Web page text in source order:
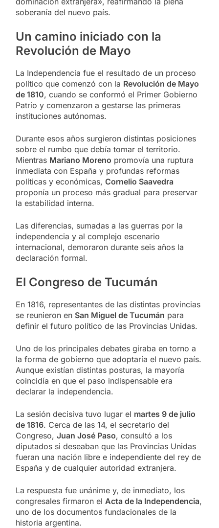
soberanía del nuevo país.
Un camino iniciado con la
Revolución de Mayo
La Independencia fue el resultado de un proceso
político que comenzó con la Revolución de Mayo
de 1810, cuando se conformó el Primer Gobierno
Patrio y comenzaron a gestarse las primeras
instituciones autónomas.
Durante esos años surgieron distintas posiciones
sobre el rumbo que debía tomar el territorio.
Mientras Mariano Moreno promovía una ruptura
inmediata con España y profundas reformas
políticas y económicas, Cornelio Saavedra
proponía un proceso más gradual para preservar
la estabilidad interna.
Las diferencias, sumadas a las guerras por la
independencia y al complejo escenario
internacional, demoraron durante seis años la
declaración formal.
El Congreso de Tucumán
En 1816, representantes de las distintas provincias
se reunieron en San Miguel de Tucumán para
definir el futuro político de las Provincias Unidas.
Uno de los principales debates giraba en torno a
la forma de gobierno que adoptaría el nuevo país.
Aunque existían distintas posturas, la mayoría
coincidía en que el paso indispensable era
declarar la independencia.
La sesión decisiva tuvo lugar el martes 9 de julio
de 1816. Cerca de las 14, el secretario del
Congreso, Juan José Paso, consultó a los
diputados si deseaban que las Provincias Unidas
fueran una nación libre e independiente del rey de
España y de cualquier autoridad extranjera.
La respuesta fue unánime y, de inmediato, los
congresales firmaron el Acta de la Independencia,
uno de los documentos fundacionales de la
historia argentina.